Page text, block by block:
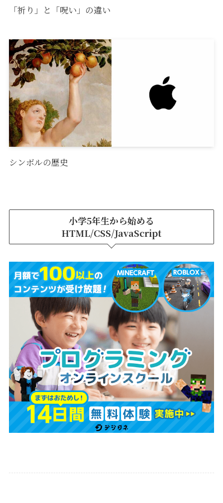
「祈り」と「呪い」の違い
シンボルの歴史
小学5年生から始める
HTML/CSS/JavaScript